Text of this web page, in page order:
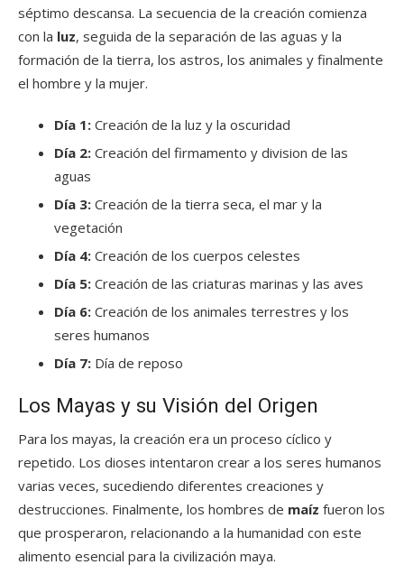
séptimo descansa. La secuencia de la creación comienza
con la luz, seguida de la separación de las aguas y la
formación de la tierra, los astros, los animales y finalmente
el hombre y la mujer.
Día 1: Creación de la luz y la oscuridad
Día 2: Creación del firmamento y division de las
aguas
Día 3: Creación de la tierra seca, el mar y la
vegetación
Día 4: Creación de los cuerpos celestes
Día 5: Creación de las criaturas marinas y las aves
Día 6: Creación de los animales terrestres y los
seres humanos
Día 7: Día de reposo
Los Mayas y su Visión del Origen
Para los mayas, la creación era un proceso cíclico y
repetido. Los dioses intentaron crear a los seres humanos
varias veces, sucediendo diferentes creaciones y
destrucciones. Finalmente, los hombres de maíz fueron los
que prosperaron, relacionando a la humanidad con este
alimento esencial para la civilización maya.